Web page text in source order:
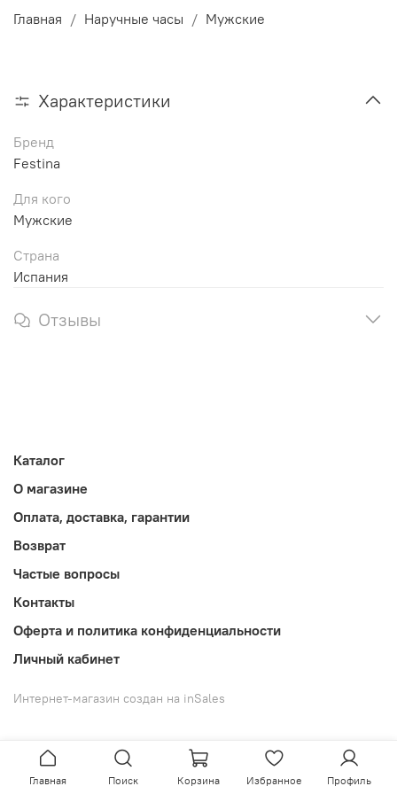
Главная Наручные часы Мужские
Характеристики
Бренд
Festina
Для кого
Мужские
Страна
Испания
Отзывы
Каталог
О магазине
Оплата, доставка, гарантии
Возврат
Частые вопросы
Контакты
Оферта и политика конфиденциальности
Личный кабинет
Интернет-магазин создан на inSales
Главная Поиск Корзина Избранное Профиль